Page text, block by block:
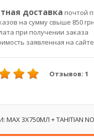
доставка почтой
на сумму свыше 850 грн
при получении заказа
заявленная на сайте
Отзывов: 1
3X750МЛ + TAHITIAN